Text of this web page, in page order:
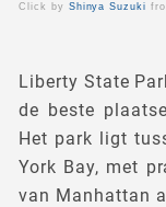
Click by Shinya Suzuki
Liberty State
de beste
Het park ligt
York Bay, met
van Manhattan